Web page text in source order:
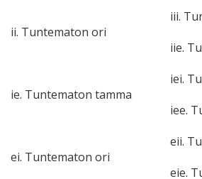
ii. Tuntematon ori
iii.
iie.
ie. Tuntematon tamma
iei.
iee.
ei. Tuntematon ori
eii.
eie.